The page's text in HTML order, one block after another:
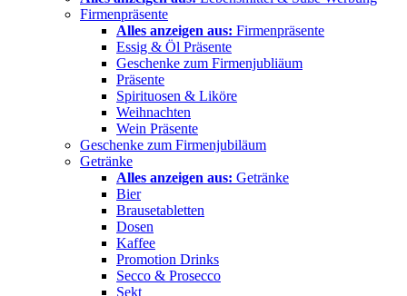
Firmenpräsente
Alles anzeigen aus: Firmenpräsente
Essig & Öl Präsente
Geschenke zum Firmenjubliäum
Präsente
Spirituosen & Liköre
Weihnachten
Wein Präsente
Geschenke zum Firmenjubiläum
Getränke
Alles anzeigen aus: Getränke
Bier
Brausetabletten
Dosen
Kaffee
Promotion Drinks
Secco & Prosecco
Sekt